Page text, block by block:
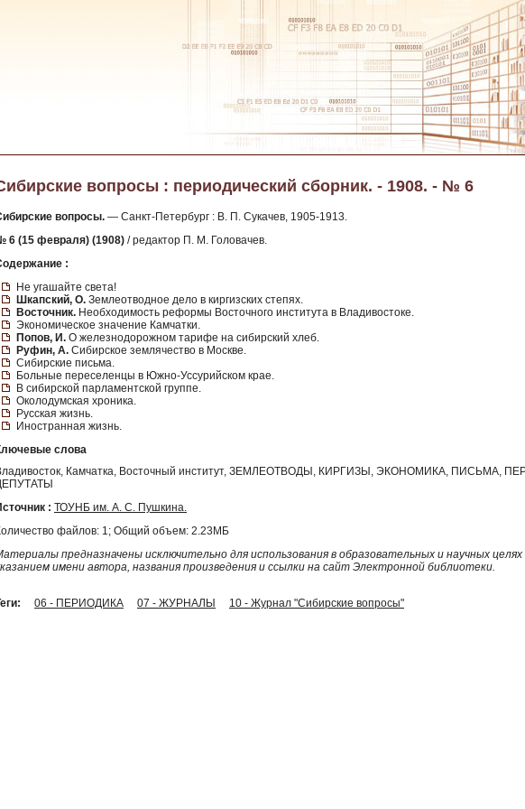
вопросы : периодический сборник. - 1908. - № 6
вопросы. — Санкт-Петербург : В. П. Сукачев, 1905-1913.
6 (15 февраля) (1908) / редактор П. М. Головачев.
:
Не угашайте света!
Шкапский, О. Землеотводное дело в киргизских степях.
Восточник. Необходимость реформы Восточного института в Владивостоке.
Экономическое значение Камчатки.
Попов, И. О железнодорожном тарифе на сибирский хлеб.
Руфин, А. Сибирское землячество в Москве.
Сибирские письма.
Больные переселенцы в Южно-Уссурийском крае.
В сибирской парламентской группе.
Околодумская хроника.
Русская жизнь.
Иностранная жизнь.
слова
Камчатка, Восточный институт, ЗЕМЛЕОТВОДЫ, КИРГИЗЫ, ЭКОНОМИКА, ПИСЬМА,
: ТОУНБ им. А. С. Пушкина.
файлов: 1; Общий объем: 2.23МБ
предназначены исключительно для использования в образовательных и научных
имени автора, названия произведения и ссылки на сайт Электронной библиотеки.
06 - ПЕРИОДИКА 07 - ЖУРНАЛЫ 10 - Журнал "Сибирские вопросы"